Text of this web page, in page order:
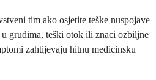
tim ako osjetite teške nuspojave
u grudima, teški otok ili znaci ozbiljne
zahtijevaju hitnu medicinsku